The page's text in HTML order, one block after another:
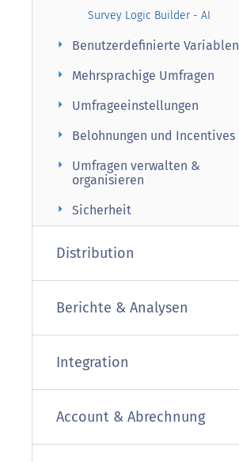
Survey Logic Builder - AI
Benutzerdefinierte Variablen
arrow_right
Mehrsprachige Umfragen
arrow_right
Umfrageeinstellungen
arrow_right
Belohnungen und Incentives
arrow_right
Umfragen verwalten &
organisieren
arrow_right
Sicherheit
arrow_right
Distribution
Berichte & Analysen
Integration
Account & Abrechnung